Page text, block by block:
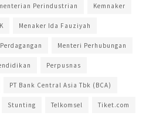
Perindustrian Kemnaker
Menaker Ida Fauziyah
Menteri Perhubungan
Perpusnas
PT Bank Central Asia Tbk (BCA)
Stunting Telkomsel Tiket.com